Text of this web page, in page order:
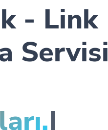
- Link
Servisi